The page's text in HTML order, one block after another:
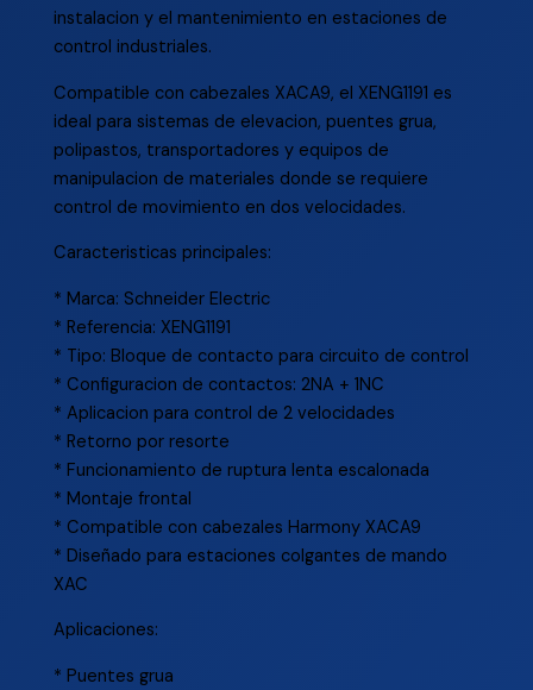
instalacion y el mantenimiento en estaciones de
control industriales.
Compatible con cabezales XACA9, el XENG1191 es
ideal para sistemas de elevacion, puentes grua,
polipastos, transportadores y equipos de
manipulacion de materiales donde se requiere
control de movimiento en dos velocidades.
Caracteristicas principales:
* Marca: Schneider Electric
* Referencia: XENG1191
* Tipo: Bloque de contacto para circuito de control
* Configuracion de contactos: 2NA + 1NC
* Aplicacion para control de 2 velocidades
* Retorno por resorte
* Funcionamiento de ruptura lenta escalonada
* Montaje frontal
* Compatible con cabezales Harmony XACA9
* Diseñado para estaciones colgantes de mando
XAC
Aplicaciones:
* Puentes grua